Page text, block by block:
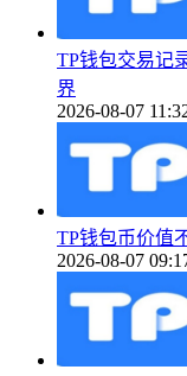
TP钱包交易记
界
2026-08-07
TP钱包币价值
2026-08-07